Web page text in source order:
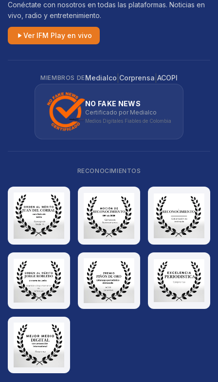
Conéctate con nosotros en todas las plataformas. Noticias en
vivo, radio y entretenimiento.
Ver IFM Play en vivo
MIEMBROS DEMedialco Corprensa ACOPI
NO FAKE NEWS
Certificado por Medialco
Medios Digitales Fiables de Colombia
RECONOCIMIENTOS